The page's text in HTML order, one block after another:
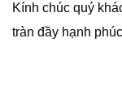
Kính chúc quý
tràn đầy hạnh